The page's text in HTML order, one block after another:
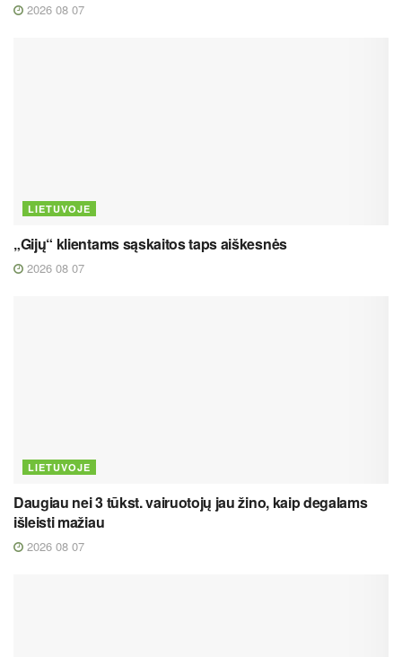
2026 08 07
LIETUVOJE
„Gijų“ klientams sąskaitos taps aiškesnės
2026 08 07
LIETUVOJE
Daugiau nei 3 tūkst. vairuotojų jau žino, kaip degalams
išleisti mažiau
2026 08 07